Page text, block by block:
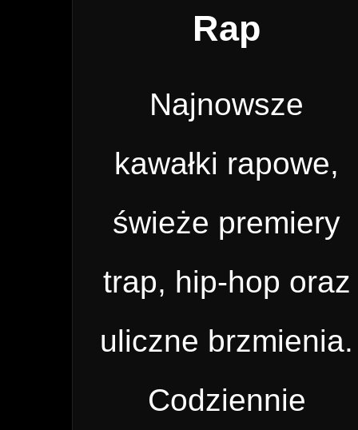
Rap
Najnowsze
kawałki rapowe,
świeże premiery
trap, hip-hop oraz
uliczne brzmienia.
Codziennie